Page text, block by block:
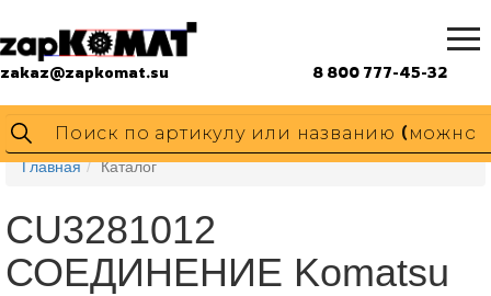
zakaz@zapkomat.su 8 800 777-45-32
Главная Каталог
CU3281012
СОЕДИНЕНИЕ Komatsu